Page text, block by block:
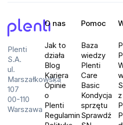
Plenti
S.A.
ul.
Marszałkowska
107
00-110
Warszawa
O nas
Jak to
działa
Blog
Kariera
Opinie
o
Plenti
Regulamin
Pomoc
Baza
wiedzy
Plenti
Care
Basic
Kondycja
sprzętu
Sprawdź
z